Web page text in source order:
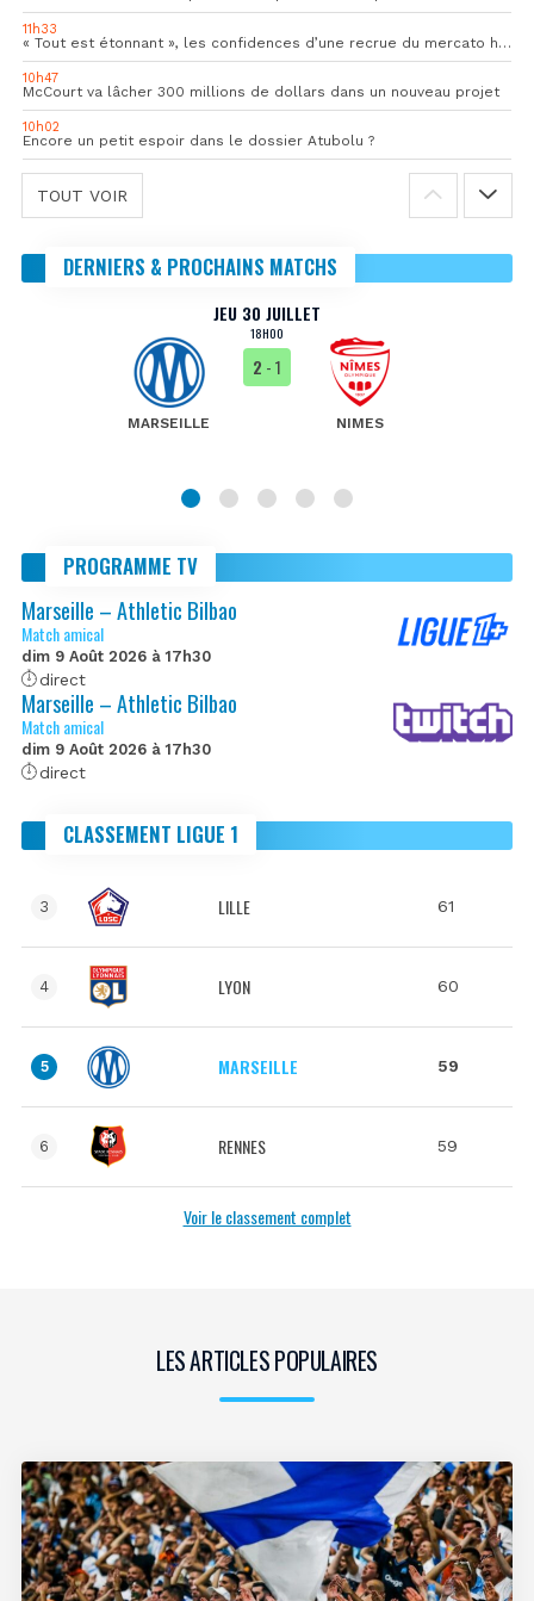
11h33
« Tout est étonnant », les confidences d’une recrue du mercato hivernal de l’OM
10h47
McCourt va lâcher 300 millions de dollars dans un nouveau projet
10h02
Encore un petit espoir dans le dossier Atubolu ?
TOUT VOIR
DERNIERS & PROCHAINS MATCHS
JEU 30 JUILLET
18H00
MARSEILLE
2 - 1
NIMES
PROGRAMME TV
Marseille – Athletic Bilbao
Match amical
dim 9 Août 2026 à 17h30
direct
Marseille – Athletic Bilbao
Match amical
dim 9 Août 2026 à 17h30
direct
CLASSEMENT LIGUE 1
3 LILLE 61
4 LYON 60
5 MARSEILLE 59
6 RENNES 59
Voir le classement complet
LES ARTICLES POPULAIRES